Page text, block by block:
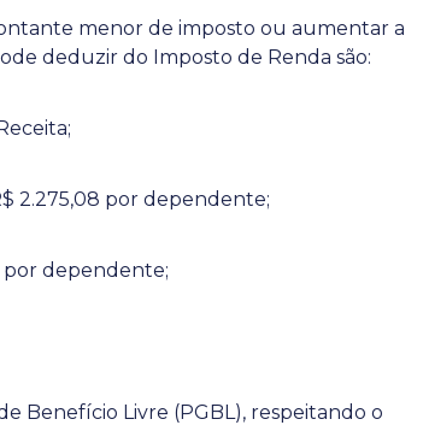
menor de imposto ou aumentar a
deduzir do Imposto de Renda são:
2.275,08 por dependente;
por dependente;
Benefício Livre (PGBL), respeitando o